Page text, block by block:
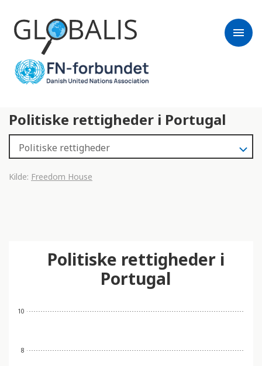
menu
Politiske rettigheder i Portugal
Kilde: Freedom House
8
10
Politiske rettigheder i
Portugal